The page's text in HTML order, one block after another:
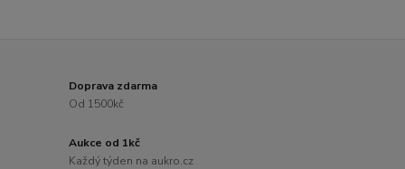
Doprava zdarma
Od 1500kč
Aukce od 1kč
Každý týden na aukro.cz